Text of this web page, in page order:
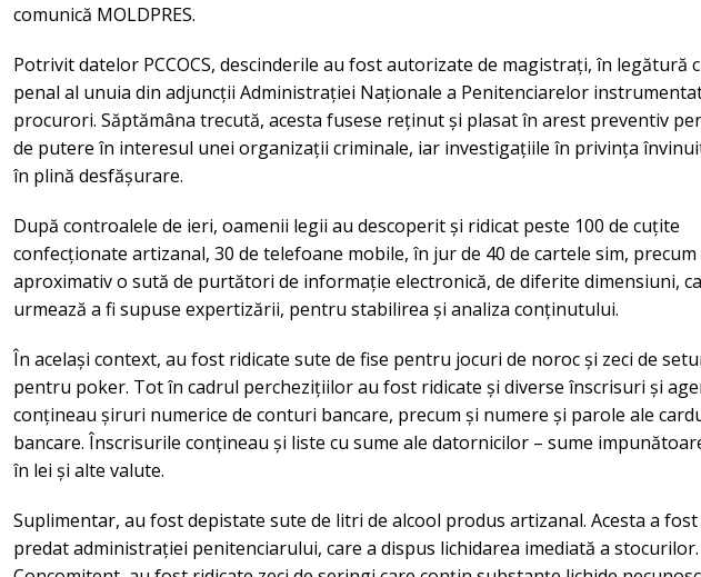
comunică MOLDPRES.
Potrivit datelor PCCOCS, descinderile au fost autorizate de magistrați, în legătură
penal al unuia din adjuncții Administrației Naționale a Penitenciarelor
procurori. Săptămâna trecută, acesta fusese reținut și plasat în arest preventiv
de putere în interesul unei organizații criminale, iar investigațiile în privința
în plină desfășurare.
După controalele de ieri, oamenii legii au descoperit și ridicat peste 100 de cuțite
confecționate artizanal, 30 de telefoane mobile, în jur de 40 de cartele sim, precum
aproximativ o sută de purtători de informație electronică, de diferite dimensiuni,
urmează a fi supuse expertizării, pentru stabilirea și analiza conținutului.
În același context, au fost ridicate sute de fise pentru jocuri de noroc și zeci de
pentru poker. Tot în cadrul perchezițiilor au fost ridicate și diverse înscrisuri și
conțineau șiruri numerice de conturi bancare, precum și numere și parole ale
bancare. Înscrisurile conțineau și liste cu sume ale datornicilor – sume
în lei și alte valute.
Suplimentar, au fost depistate sute de litri de alcool produs artizanal. Acesta a
predat administrației penitenciarului, care a dispus lichidarea imediată a stocurilor.